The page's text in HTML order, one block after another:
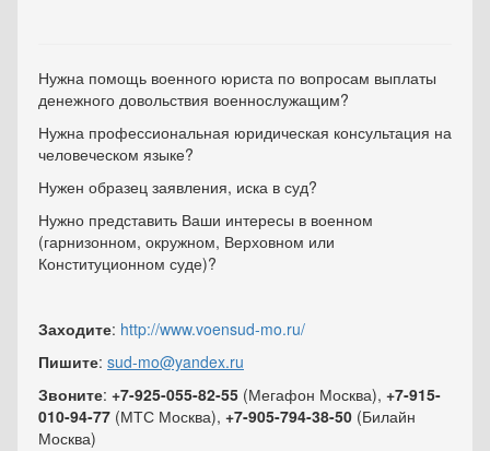
Нужна помощь военного юриста по вопросам выплаты
денежного довольствия военнослужащим?
Нужна профессиональная юридическая консультация на
человеческом языке?
Нужен образец заявления, иска в суд?
Нужно представить Ваши интересы в военном
(гарнизонном, окружном, Верховном или
Конституционном суде)?
Заходите: http://www.voensud-mo.ru/
Пишите: sud-mo@yandex.ru
Звоните: +7-925-055-82-55 (Мегафон Москва), +7-915-
010-94-77 (МТС Москва), +7-905-794-38-50 (Билайн
Москва)